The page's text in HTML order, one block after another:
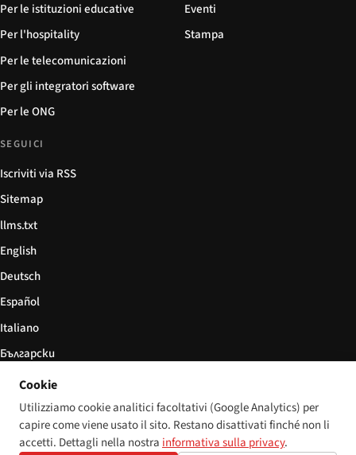
Per le istituzioni educative
Per l'hospitality
Per le telecomunicazioni
Per gli integratori software
Per le ONG
Eventi
Stampa
SEGUICI
Iscriviti via RSS
Sitemap
llms.txt
English
Deutsch
Español
Italiano
Български
简体中文
© 2026 Disability World. Tutti i diritti riservati. Impostazioni cookie
Cookie
Utilizziamo cookie analitici facoltativi (Google Analytics) per
capire come viene usato il sito. Restano disattivati finché non li
accetti. Dettagli nella nostra informativa sulla privacy.